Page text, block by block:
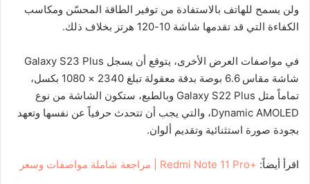
ولن يسمح للهاتف بالاستفادة من توفير الطاقة المحسّن ومكاسب
الكفاءة التي قد تقدمها شاشة 10-120 هرتز بخلاف ذلك.
في مواصفات العرض الأخرى، يتوقع أن يسجل Galaxy S23 Plus
شاشة مقاس 6.6 بوصة بدقة معقولة تبلغ 2340 × 1080 بكسل،
تماماً مثل Galaxy S22 Plus وبالطبع، ستكون الشاشة من نوع
Dynamic AMOLED، والتي يجب أن تتحدث حرفياً عن نفسها وتعهد
بجودة صورة استثنائية وتقديم ألوان.
اقرأ أيضاً: +Redmi Note 11 Pro | مراجعة شاملة مواصفات وسعر